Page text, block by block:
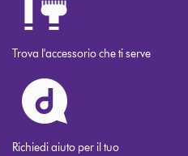
Trova l'accessorio che ti serve
Richiedi aiuto per il tuo